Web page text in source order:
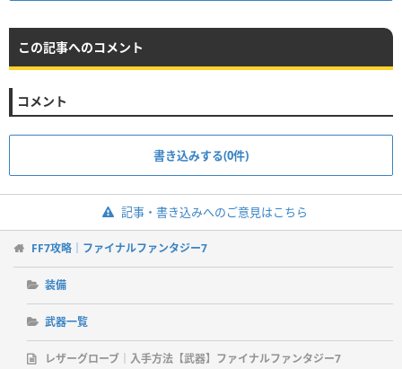
この記事へのコメント
コメント
書き込みする(0件)
記事・書き込みへのご意見はこちら
FF7攻略｜ファイナルファンタジー7
装備
武器一覧
レザーグローブ｜入手方法【武器】ファイナルファンタジー7